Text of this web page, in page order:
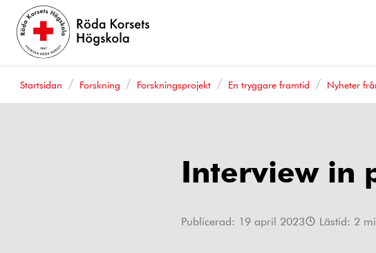
Startsidan Forskning Forskningsprojekt En tryggare framtid Nyheter
Interview in
Publicerad: 19 april 2023 Lästid: 2